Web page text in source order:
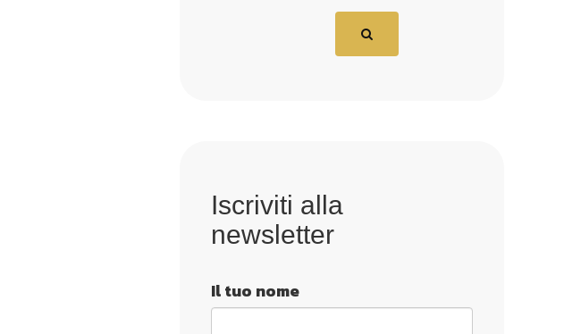
Iscriviti alla
newsletter
Il tuo nome